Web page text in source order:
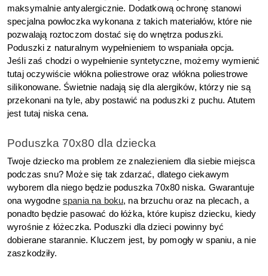
maksymalnie antyalergicznie. Dodatkową ochronę stanowi
specjalna powłoczka wykonana z takich materiałów, które nie
pozwalają roztoczom dostać się do wnętrza poduszki.
Poduszki z naturalnym wypełnieniem to wspaniała opcja.
Jeśli zaś chodzi o wypełnienie syntetyczne, możemy wymienić
tutaj oczywiście włókna poliestrowe oraz włókna poliestrowe
silikonowane. Świetnie nadają się dla alergików, którzy nie są
przekonani na tyle, aby postawić na poduszki z puchu. Atutem
jest tutaj niska cena.
Poduszka 70x80 dla dziecka
Twoje dziecko ma problem ze znalezieniem dla siebie miejsca
podczas snu? Może się tak zdarzać, dlatego ciekawym
wyborem dla niego będzie poduszka 70x80 niska. Gwarantuje
ona wygodne spania na boku, na brzuchu oraz na plecach, a
ponadto będzie pasować do łóżka, które kupisz dziecku, kiedy
wyrośnie z łóżeczka. Poduszki dla dzieci powinny być
dobierane starannie. Kluczem jest, by pomogły w spaniu, a nie
zaszkodziły.